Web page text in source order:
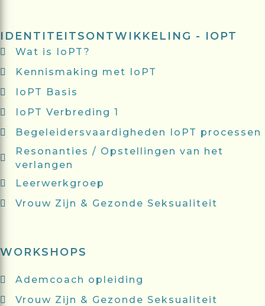
IDENTITEITSONTWIKKELING - IOPT
Wat is IoPT?
Kennismaking met IoPT
IoPT Basis
IoPT Verbreding 1
Begeleidersvaardigheden IoPT processen
Resonanties / Opstellingen van het
verlangen
Leerwerkgroep
Vrouw Zijn & Gezonde Seksualiteit
WORKSHOPS
Ademcoach opleiding
Vrouw Zijn & Gezonde Seksualiteit